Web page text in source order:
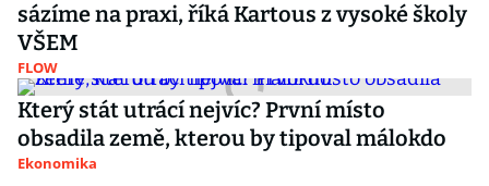
sázíme na praxi, říká Kartous z vysoké školy
VŠEM
FLOW
Který stát utrácí nejvíc? První místo
obsadila země, kterou by tipoval málokdo
Ekonomika